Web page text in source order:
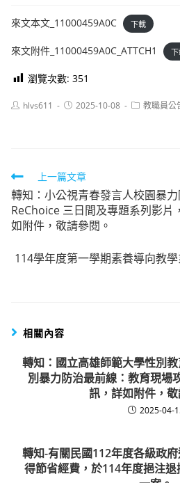
來文本文_11000459A0C 下載
來文附件_11000459A0C_ATTCH1
瀏覽次數: 351
Posthlvs611
Post2025-10-08
Post教職員公
Read
more
articles
上一篇文章
轉知：小公視青春發言人校園暴
ReChoice 三日間及專題系列影片
如附件，敬請參閱。
114學年度第一學期素養導向教
相關內容
轉知：國立高雄師範大學性別
別暴力防治最前線：教育現場
訊，詳如附件，敬
2025-04-
轉知-有關民國112年度各級政
得節省經費，於114年度挹注